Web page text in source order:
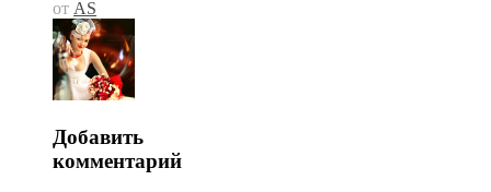
от AS
Добавить
комментарий